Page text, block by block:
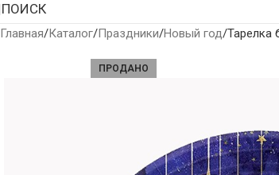
ПОИСК
Главная Каталог Праздники Новый год Тарелка
ПРОДАНО